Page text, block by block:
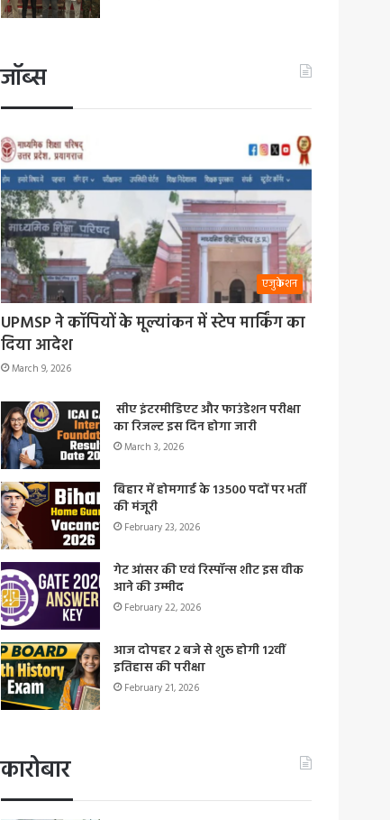
जॉब्स
एजुकेशन
UPMSP ने कॉपियों के मूल्यांकन में स्टेप मार्किंग का
दिया आदेश
March 9, 2026
सीए इंटरमीडिएट और फाउंडेशन परीक्षा
का रिजल्ट इस दिन होगा जारी
March 3, 2026
बिहार में होमगार्ड के 13500 पदों पर भर्ती
की मंजूरी
February 23, 2026
गेट आंसर की एवं रिस्पॉन्स शीट इस वीक
आने की उम्मीद
February 22, 2026
आज दोपहर 2 बजे से शुरू होगी 12वीं
इतिहास की परीक्षा
February 21, 2026
कारोबार